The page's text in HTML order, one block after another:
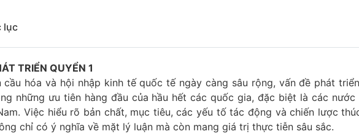
lục
TRIỂN QUYỂN 1
cầu hóa và hội nhập kinh tế quốc tế ngày càng sâu rộng, vấn đề phát
những ưu tiên hàng đầu của hầu hết các quốc gia, đặc biệt là các nước
Việc hiểu rõ bản chất, mục tiêu, các yếu tố tác động và chiến lược
chỉ có ý nghĩa về mặt lý luận mà còn mang giá trị thực tiễn sâu sắc.